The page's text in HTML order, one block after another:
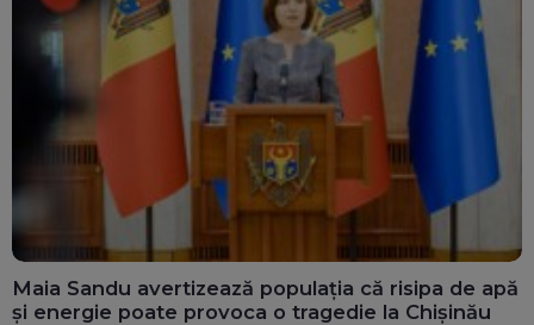
Maia Sandu avertizează populația că risipa de apă
și energie poate provoca o tragedie la Chișinău